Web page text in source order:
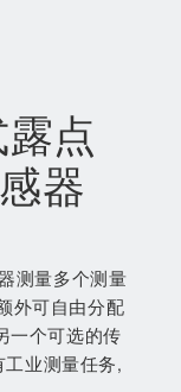
点
器
测量多个测量
外可自由分配
一个可选的传
业测量任务,